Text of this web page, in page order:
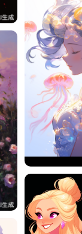
3
一一
0